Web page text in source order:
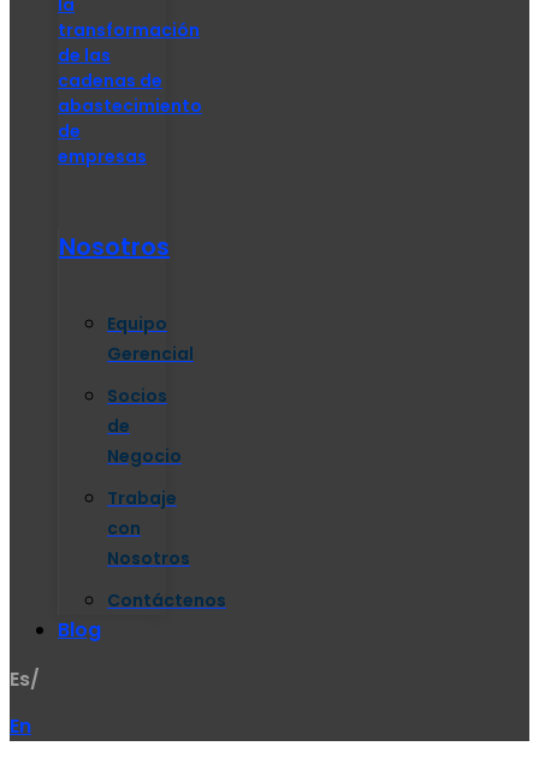
la
transformación
de las
cadenas de
abastecimiento
de
empresas
Nosotros
Equipo
Gerencial
Socios
de
Negocio
Trabaje
con
Nosotros
Contáctenos
Blog
Es/
En